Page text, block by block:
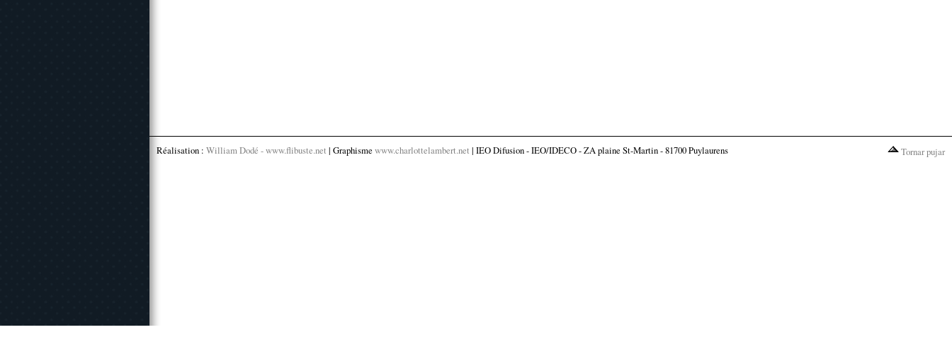
Réalisation : William Dodé - www.flibuste.net | Graphisme www.charlottelambert.net | IEO Difusion - IEO/IDECO - ZA plaine St-Martin - 81700 Puylaurens Tornar pujar